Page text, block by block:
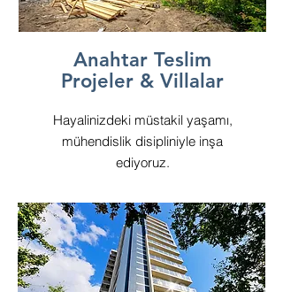
Anahtar Teslim
Projeler & Villalar
Hayalinizdeki müstakil yaşamı,
mühendislik disipliniyle inşa
ediyoruz.